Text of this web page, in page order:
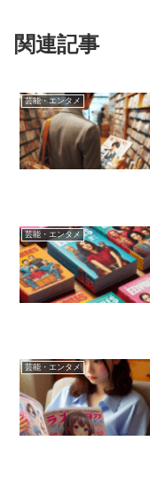
関連記事
芸能・エンタメ
芸能・エンタメ
芸能・エンタメ